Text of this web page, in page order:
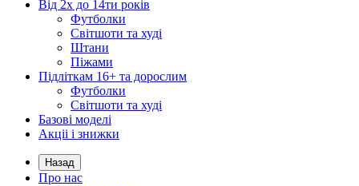
Від 2х до 14ти років
Футболки
Світшоти та худі
Штани
Піжами
Підліткам 16+ та дорослим
Футболки
Світшоти та худі
Базові моделі
Акціі і знижки
Назад
Про нас